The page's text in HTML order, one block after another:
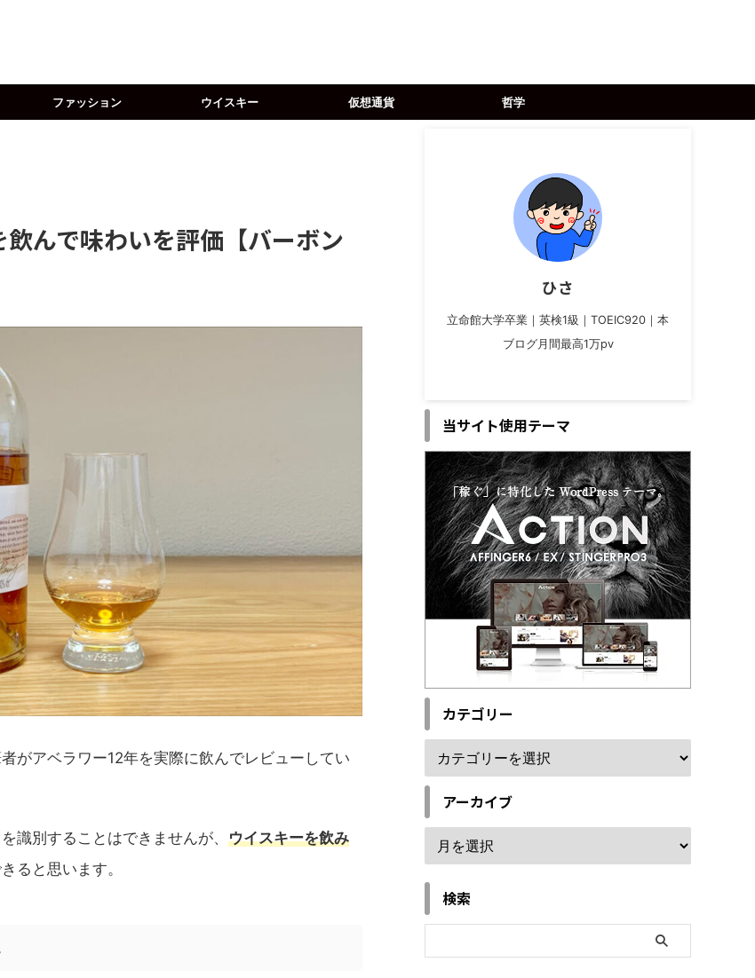
ファッション ウイスキー 仮想通貨 哲学
飲んで味わいを評価【バーボン
がアベラワー12年を実際に飲んでレビューしてい
識別することはできませんが、 ウイスキーを飲み
ると思います。
ひさ
立命館大学卒業｜英検1級｜TOEIC920｜本
ブログ月間最高1万pv
当サイト使用テーマ
カテゴリー
アーカイブ
検索